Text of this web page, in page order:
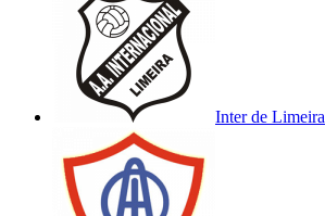
Inter de Limeira